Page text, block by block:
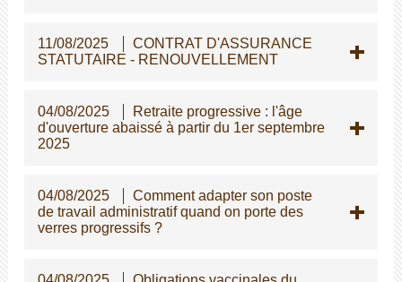
11/08/2025
CONTRAT D'ASSURANCE
STATUTAIRE - RENOUVELLEMENT
04/08/2025
Retraite progressive : l'âge
d'ouverture abaissé à partir du 1er septembre
2025
04/08/2025
Comment adapter son poste
de travail administratif quand on porte des
verres progressifs ?